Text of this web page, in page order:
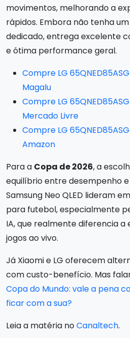
movimentos, melhorando a
rápidos. Embora não tenha
dedicado, entrega excelente
e ótima performance geral.
Compre LG
Magalu
Compre LG
Mercado Livre
Compre LG
Amazon
Para a Copa de 2026, a
equilíbrio entre desempenho
Samsung Neo QLED lideram
para futebol, especialmente
IA, que realmente diferencia a
jogos ao vivo.
Já Xiaomi e LG oferecem
com custo-benefício. Mas
Copa do Mundo: vale a pena
ficar com a sua?
Leia a matéria noCanaltech.